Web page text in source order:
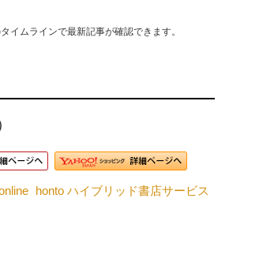
イムラインで最新記事が確認できます。
honto ハイブリッド書店サービス